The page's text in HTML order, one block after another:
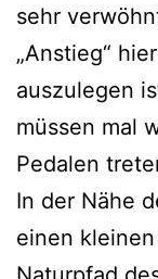
sehr
„Anstieg“
auszulegen
müssen mal
Pedalen
In der Nähe
einen